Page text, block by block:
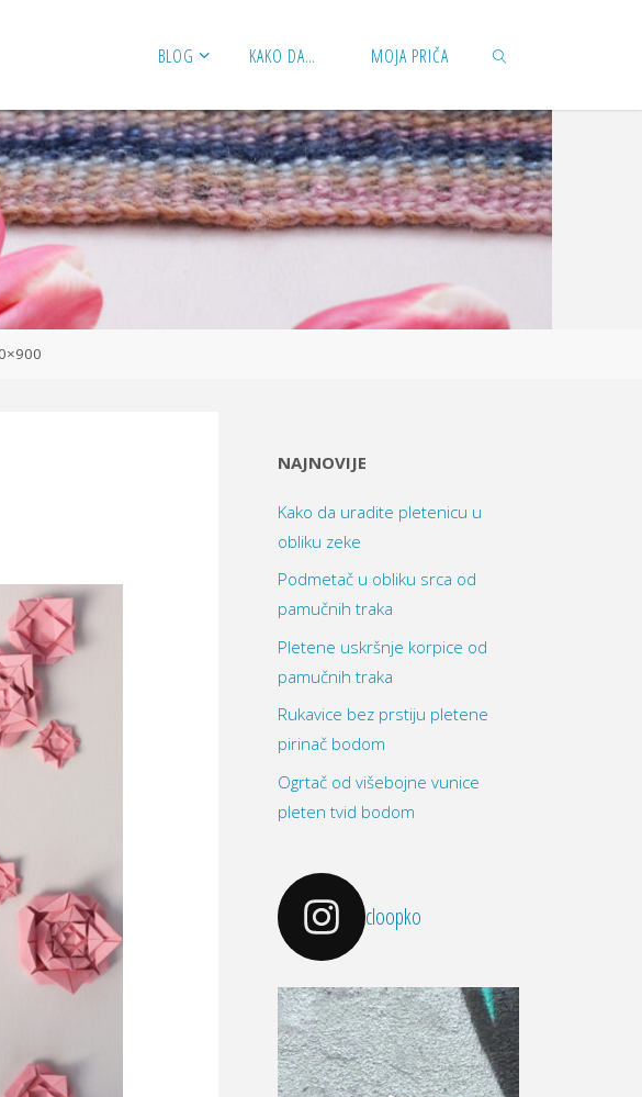
BLOG KAKO DA… MOJA PRIČA
SEARCH
NAJNOVIJE
Kako da uradite pletenicu u
obliku zeke
Podmetač u obliku srca od
pamučnih traka
Pletene uskršnje korpice od
pamučnih traka
Rukavice bez prstiju pletene
pirinač bodom
Ogrtač od višebojne vunice
pleten tvid bodom
cloopko